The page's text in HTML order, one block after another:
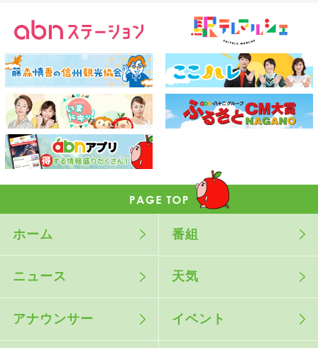
ホーム 番組
ニュース 天気
アナウンサー イベント